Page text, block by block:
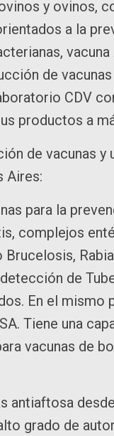
y ovinos,
a la
de
CDV
productos a
de vacunas
Aires:
para la
complejos
de
En el
Tiene una
vacunas de
antiaftosa
grado de